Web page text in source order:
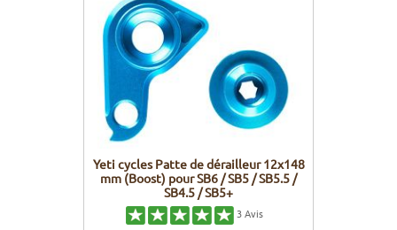
Yeti cycles Patte de dérailleur 12x148
mm (Boost) pour SB6 / SB5 / SB5.5 /
SB4.5 / SB5+
3Avis